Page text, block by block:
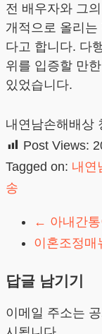
전 배우자와 그
개적으로 올리
다고 합니다. 다
위를 입증할 만
있었습니다.
내연남손해배상
Post Views:
Tagged on: 내연
송
← 아내간
이혼조정매
답글 남기기
이메일 주소는